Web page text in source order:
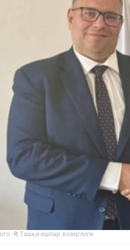
ҚР Ташқи ишлар вазирлиги